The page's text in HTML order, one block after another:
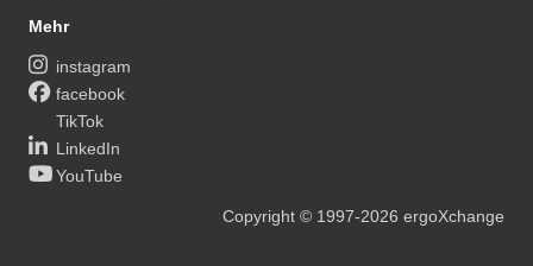
Mehr
instagram
facebook
TikTok
LinkedIn
YouTube
Copyright© 1997-2026 ergoXchange